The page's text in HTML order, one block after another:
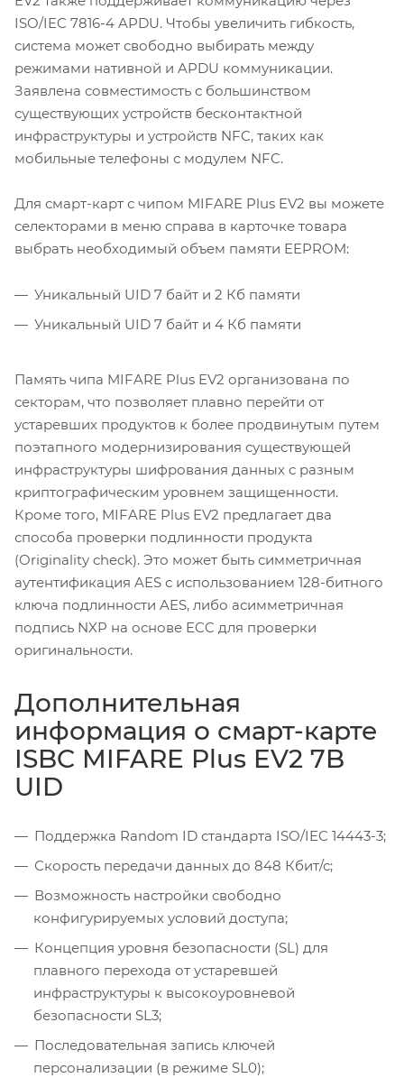
ISO/IEC 7816-4 APDU. Чтобы увеличить гибкость,
система может свободно выбирать между
режимами нативной и APDU коммуникации.
Заявлена совместимость с большинством
существующих устройств бесконтактной
инфраструктуры и устройств NFC, таких как
мобильные телефоны с модулем NFC.
Для смарт-карт с чипом MIFARE Plus EV2 вы можете
селекторами в меню справа в карточке товара
выбрать необходимый объем памяти EEPROM:
Уникальный UID 7 байт и 2 Кб памяти
Уникальный UID 7 байт и 4 Кб памяти
Память чипа MIFARE Plus EV2 организована по
секторам, что позволяет плавно перейти от
устаревших продуктов к более продвинутым путем
поэтапного модернизирования существующей
инфраструктуры шифрования данных с разным
криптографическим уровнем защищенности.
Кроме того, MIFARE Plus EV2 предлагает два
способа проверки подлинности продукта
(Originality check). Это может быть симметричная
аутентификация AES с использованием 128-битного
ключа подлинности AES, либо асимметричная
подпись NXP на основе ECC для проверки
оригинальности.
Дополнительная
информация о смарт-карте
ISBC MIFARE Plus EV2 7B
UID
Поддержка Random ID стандарта ISO/IEC 14443-3;
Скорость передачи данных до 848 Кбит/с;
Возможность настройки свободно
конфигурируемых условий доступа;
Концепция уровня безопасности (SL) для
плавного перехода от устаревшей
инфраструктуры к высокоуровневой
безопасности SL3;
Последовательная запись ключей
персонализации (в режиме SL0);